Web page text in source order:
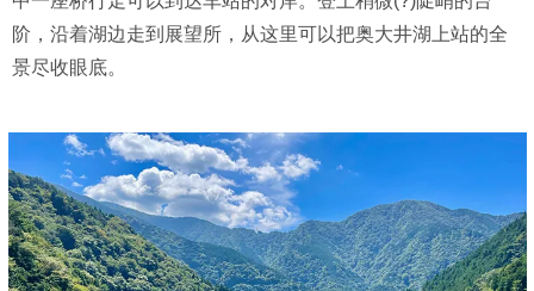
阶，沿着湖边走到展望所，从这里可以把奥大井湖上站的全
景尽收眼底。